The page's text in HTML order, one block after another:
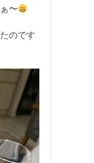
〜
のです